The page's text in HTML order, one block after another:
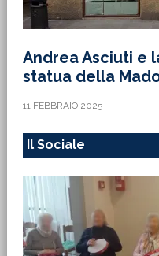
Andrea Asciuti e
statua della
11 FEBBRAIO 2025
Il Sociale